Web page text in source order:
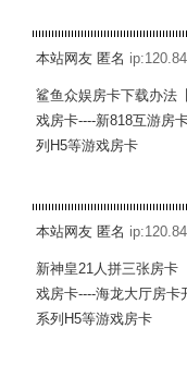
本站网友 匿名
鲨鱼众娱房卡下载办
戏房卡----新818互游
列H5等游戏房卡
本站网友 匿名
新神皇21人拼三张房
戏房卡----海龙大厅房
系列H5等游戏房卡